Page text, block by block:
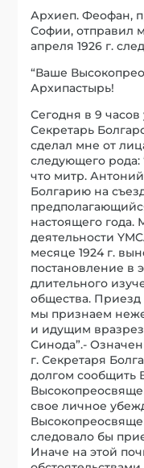
Архиеп. Феофан,
Софии, отправил
апреля 1926 г.
“Ваше
Архипастырь!
Сегодня в 9
Секретарь
сделал мне от
следующего
что митр.
Болгарию на
настоящего года.
деятельности
месяце 1924 г.
постановление в
длительного
общества. Приезд
мы признаем
и идущим
Синода”.-
г. Секретаря
долгом сообщить
свое личное
следовало бы
Иначе на этой